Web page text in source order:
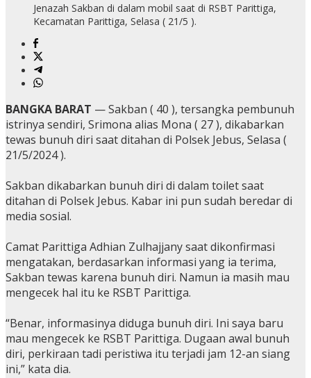
Jenazah Sakban di dalam mobil saat di RSBT Parittiga,
Kecamatan Parittiga, Selasa ( 21/5 ).
BANGKA BARAT — Sakban ( 40 ), tersangka pembunuh
istrinya sendiri, Srimona alias Mona ( 27 ), dikabarkan
tewas bunuh diri saat ditahan di Polsek Jebus, Selasa (
21/5/2024 ).
Sakban dikabarkan bunuh diri di dalam toilet saat
ditahan di Polsek Jebus. Kabar ini pun sudah beredar di
media sosial.
Camat Parittiga Adhian Zulhajjany saat dikonfirmasi
mengatakan, berdasarkan informasi yang ia terima,
Sakban tewas karena bunuh diri. Namun ia masih mau
mengecek hal itu ke RSBT Parittiga.
“Benar, informasinya diduga bunuh diri. Ini saya baru
mau mengecek ke RSBT Parittiga. Dugaan awal bunuh
diri, perkiraan tadi peristiwa itu terjadi jam 12-an siang
ini,” kata dia.